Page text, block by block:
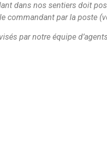
dans nos sentiers doit
commandant par la poste
par notre équipe